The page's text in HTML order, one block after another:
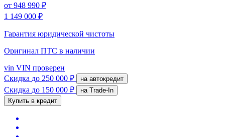
от 948 990 ₽
1 149 000 ₽
Гарантия юридической чистоты
Оригинал ПТС в наличии
vin VIN проверен
Скидка до 250 000 ₽ на автокредит
Скидка до 150 000 ₽
на Trade-In
Купить в кредит